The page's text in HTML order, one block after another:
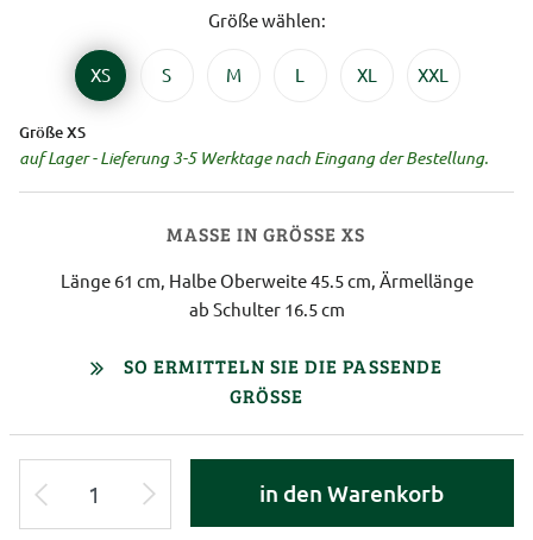
Größe wählen:
XS S M L XL XXL
Größe XS
auf Lager - Lieferung 3-5 Werktage nach Eingang der Bestellung.
MASSE IN GRÖSSE XS
Länge 61 cm, Halbe Oberweite 45.5 cm, Ärmellänge
ab Schulter 16.5 cm
SO ERMITTELN SIE DIE PASSENDE
GRÖSSE
in den Warenkorb